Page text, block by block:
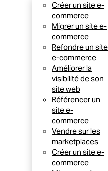
Créer un site e-
commerce
Migrer un site e-
commerce
Refondre un site
e-commerce
Améliorer la
visibilité de son
site web
Référencer un
site e-
commerce
Vendre sur les
marketplaces
Créer un site e-
commerce